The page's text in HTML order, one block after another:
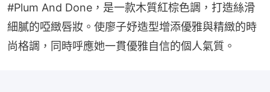
#Plum And Done，是一款木質紅棕色調，打造絲滑
細膩的啞緻唇妝。使廖子妤造型增添優雅與精緻的時
尚格調，同時呼應她一貫優雅自信的個人氣質。